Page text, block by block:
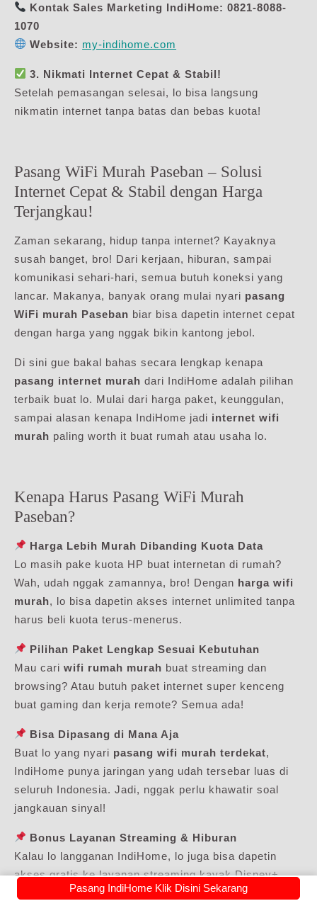
Kontak Sales Marketing IndiHome: 0821-8088-
1070
Website: my-indihome.com
3. Nikmati Internet Cepat & Stabil!
Setelah pemasangan selesai, lo bisa langsung
nikmatin internet tanpa batas dan bebas kuota!
Pasang WiFi Murah Paseban – Solusi
Internet Cepat & Stabil dengan Harga
Terjangkau!
Zaman sekarang, hidup tanpa internet? Kayaknya
susah banget, bro! Dari kerjaan, hiburan, sampai
komunikasi sehari-hari, semua butuh koneksi yang
lancar. Makanya, banyak orang mulai nyari pasang
WiFi murah Paseban biar bisa dapetin internet cepat
dengan harga yang nggak bikin kantong jebol.
Di sini gue bakal bahas secara lengkap kenapa
pasang internet murah dari IndiHome adalah pilihan
terbaik buat lo. Mulai dari harga paket, keunggulan,
sampai alasan kenapa IndiHome jadi internet wifi
murah paling worth it buat rumah atau usaha lo.
Kenapa Harus Pasang WiFi Murah
Paseban?
Harga Lebih Murah Dibanding Kuota Data
Lo masih pake kuota HP buat internetan di rumah?
Wah, udah nggak zamannya, bro! Dengan harga wifi
murah, lo bisa dapetin akses internet unlimited tanpa
harus beli kuota terus-menerus.
Pilihan Paket Lengkap Sesuai Kebutuhan
Mau cari wifi rumah murah buat streaming dan
browsing? Atau butuh paket internet super kenceng
buat gaming dan kerja remote? Semua ada!
Bisa Dipasang di Mana Aja
Buat lo yang nyari pasang wifi murah terdekat,
IndiHome punya jaringan yang udah tersebar luas di
seluruh Indonesia. Jadi, nggak perlu khawatir soal
jangkauan sinyal!
Bonus Layanan Streaming & Hiburan
Kalau lo langganan IndiHome, lo juga bisa dapetin
akses gratis ke layanan streaming kayak Disney+
Hotstar, Netflix, dan IndiHomeTV. Mantap, kan?
Pasang IndiHome Klik Disini Sekarang